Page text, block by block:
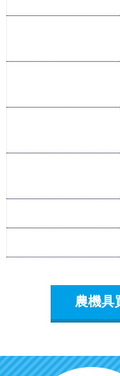
農機具